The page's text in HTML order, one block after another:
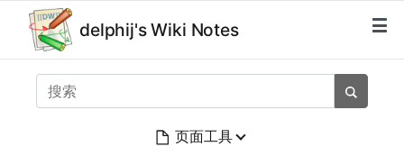
delphij's Wiki Notes
页面工具